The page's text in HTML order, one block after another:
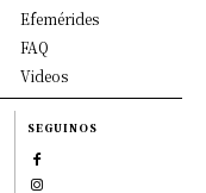
Efemérides
FAQ
Videos
SEGUINOS